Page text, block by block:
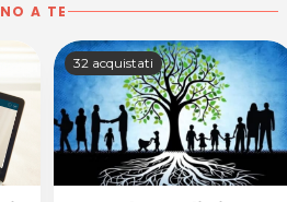
A TE
32 acquistati